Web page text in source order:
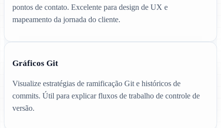
pontos de contato. Excelente para design de UX e
mapeamento da jornada do cliente.
Gráficos Git
Visualize estratégias de ramificação Git e históricos de
commits. Útil para explicar fluxos de trabalho de controle de
versão.